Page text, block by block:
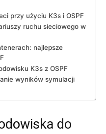
przy użyciu K3s i OSPF
ruchu sieciowego w
⁤najlepsze
K3s⁤ z OSPF
wyników symulacji
do